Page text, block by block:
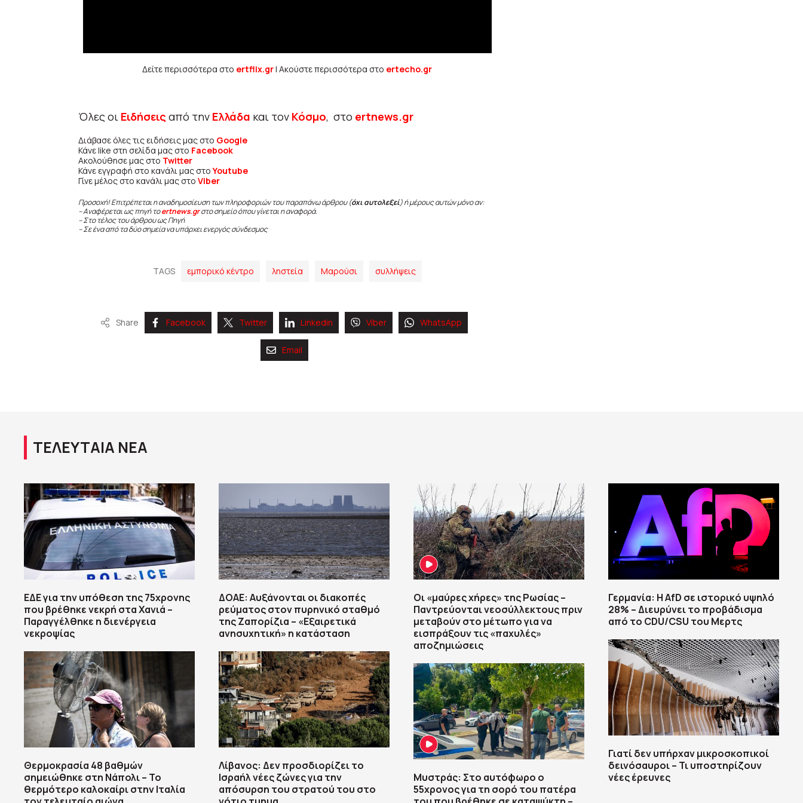
Δείτε περισσότερα στο ertflix.gr| Ακούστε περισσότερα στο ertecho.gr
Όλες οι Ειδήσεις από την Ελλάδα και τον Κόσμο, στο ertnews.gr
Διάβασε όλες τις ειδήσεις μας στο Google
Κάνε like στη σελίδα μας στο Facebook
Ακολούθησε μας στο Twitter
Κάνε εγγραφή στο κανάλι μας στοYoutube
Γίνε μέλος στο κανάλι μας στο Viber
Προσοχή! Επιτρέπεται η αναδημοσίευση των πληροφοριών του παραπάνω άρθρου (όχι αυτολεξεί) ή μέρους αυτών μόνο αν:
– Αναφέρεται ως πηγή τοertnews.gr στο σημείο όπου γίνεται η αναφορά.
– Στο τέλος του άρθρου ως Πηγή
– Σε ένα από τα δύο σημεία να υπάρχει ενεργός σύνδεσμος
TAGS εμπορικό κέντρο ληστεία Μαρούσι συλλήψεις
Share Facebook Twitter Linkedin Viber WhatsApp
Email
ΤΕΛΕΥΤΑΙΑ ΝΕΑ
ΕΔΕ για την υπόθεση της 75χρονης
που βρέθηκε νεκρή στα Χανιά –
Παραγγέλθηκε η διενέργεια
νεκροψίας
Θερμοκρασία 48 βαθμών
σημειώθηκε στη Νάπολι – Το
θερμότερο καλοκαίρι στην Ιταλία
ΔΟΑΕ: Αυξάνονται οι διακοπές
ρεύματος στον πυρηνικό σταθμό
της Ζαπορίζια – «Εξαιρετικά
ανησυχητική» η κατάσταση
Λίβανος: Δεν προσδιορίζει το
Ισραήλ νέες ζώνες για την
απόσυρση του στρατού του στο
Οι «μαύρες χήρες» της Ρωσίας –
Παντρεύονται νεοσύλλεκτους πριν
μεταβούν στο μέτωπο για να
εισπράξουν τις «παχυλές»
αποζημιώσεις
Μυστράς: Στο αυτόφωρο ο
55χρονος για τη σορό του πατέρα
Γερμανία: Η AfD σε ιστορικό υψηλό
28% – Διευρύνει το προβάδισμα
από το CDU/CSU του Μερτς
Γιατί δεν υπήρχαν μικροσκοπικοί
δεινόσαυροι – Τι υποστηρίζουν
νέες έρευνες